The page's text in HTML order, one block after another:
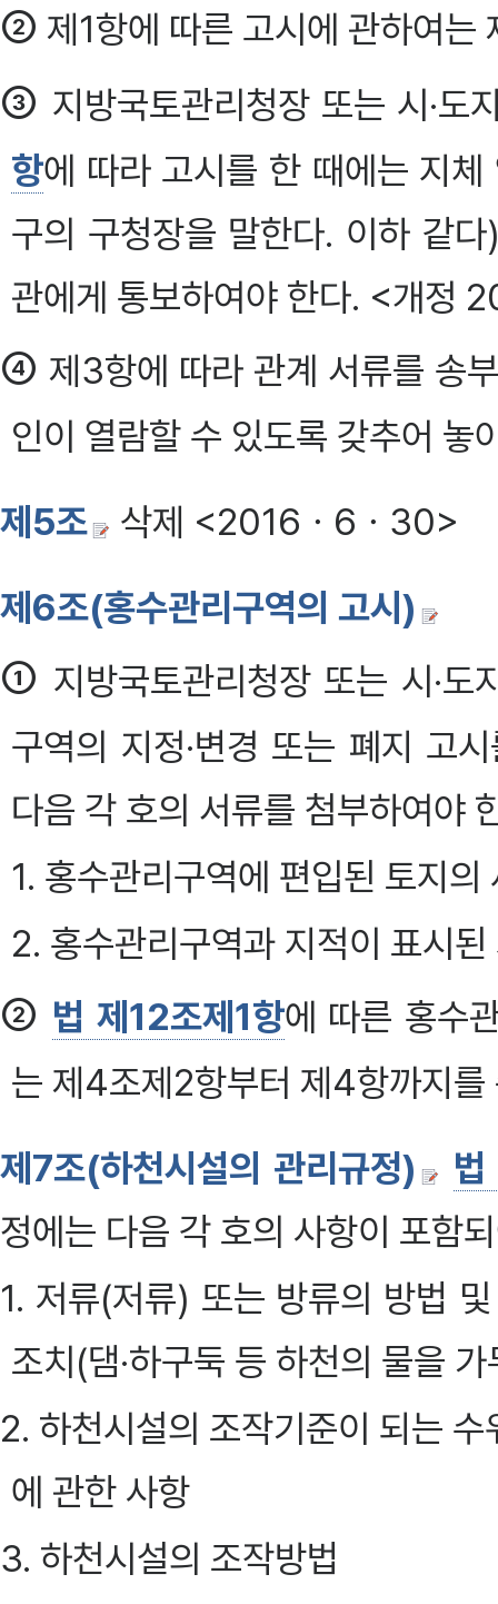
② 제1항에 따른 고시에 관하여
③ 지방국토관리청장 또는 시·도
항에 따라 고시를 한 때에는 지체
구의 구청장을 말한다. 이하 같
관에게 통보하여야 한다. <개정
④ 제3항에 따라 관계 서류를 송
인이 열람할 수 있도록 갖추어 놓
제5조
삭제 <2016ㆍ6ㆍ30>
제6조(홍수관리구역의 고시)
① 지방국토관리청장 또는 시·도
구역의 지정·변경 또는 폐지 고
다음 각 호의 서류를 첨부하여야
1. 홍수관리구역에 편입된 토지의
2. 홍수관리구역과 지적이 표시된
② 법 제12조제1항에 따른 홍수
는 제4조제2항부터 제4항까지를
제7조(하천시설의 관리규정)
법
정에는 다음 각 호의 사항이 포함
1. 저류(저류) 또는 방류의 방법
조치(댐·하구둑 등 하천의 물을
2. 하천시설의 조작기준이 되는 수
에 관한 사항
3. 하천시설의 조작방법